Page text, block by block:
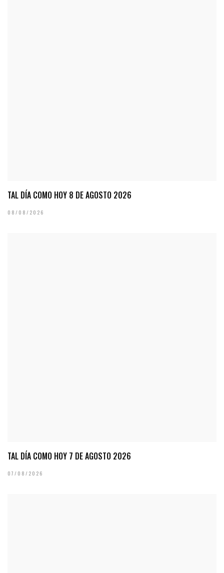
TAL DÍA COMO HOY 8 DE AGOSTO 2026
08/08/2026
TAL DÍA COMO HOY 7 DE AGOSTO 2026
07/08/2026